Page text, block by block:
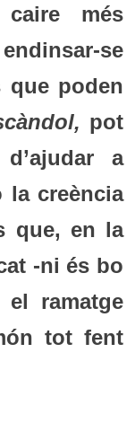
més
se
que poden
pot
a
la creència
que, en la
-ni és bo
ramatge
tot fent